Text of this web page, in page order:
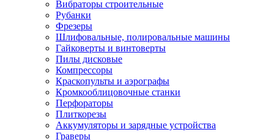
Вибраторы строительные
Рубанки
Фрезеры
Шлифовальные, полировальные машины
Гайковерты и винтоверты
Пилы дисковые
Компрессоры
Краскопульты и аэрографы
Кромкооблицовочные станки
Перфораторы
Плиткорезы
Аккумуляторы и зарядные устройства
Граверы